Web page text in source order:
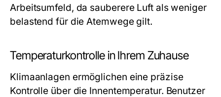
Arbeitsumfeld, da sauberere Luft als weniger
belastend für die Atemwege gilt.
Temperaturkontrolle in Ihrem Zuhause
Klimaanlagen ermöglichen eine präzise
Kontrolle über die Innentemperatur. Benutzer